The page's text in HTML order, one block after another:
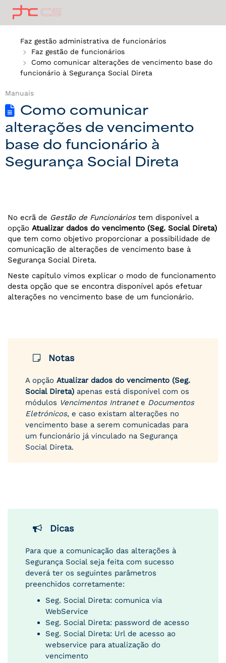
Faz gestão administrativa de funcionários
Faz gestão de funcionários
Como comunicar alterações de vencimento base do
funcionário à Segurança Social Direta
Manuais
Como comunicar
alterações de vencimento
base do funcionário à
Segurança Social Direta
No ecrã de Gestão de Funcionáriostem disponível a
opção Atualizar dados do vencimento (Seg. Social Direta)
que tem como objetivo proporcionar a possibilidade de
comunicação de alterações de vencimento base à
Segurança Social Direta.
Neste capítulo vimos explicar o modo de funcionamento
desta opção que se encontra disponível após efetuar
alterações no vencimento base de um funcionário.
Notas
A opção Atualizar dados do vencimento (Seg.
Social Direta) apenas está disponível com os
módulos VencimentosIntranete Documentos
Eletrónicos, e caso existam alterações no
vencimento base a serem comunicadas para
um funcionário já vinculado na Segurança
Social Direta.
Dicas
Para que a comunicação das alterações à
Segurança Social seja feita com sucesso
deverá ter os seguintes parâmetros
preenchidos corretamente:
Seg. Social Direta: comunica via
WebService
Seg. Social Direta: password de acesso
Seg. Social Direta: Url de acesso ao
webservice para atualização do
vencimento